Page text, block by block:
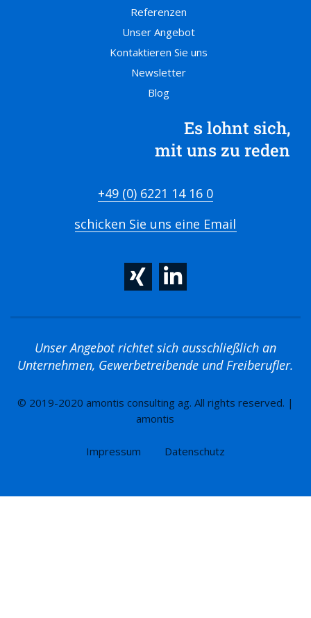
Referenzen
Unser Angebot
Kontaktieren Sie uns
Newsletter
Blog
Es lohnt sich,
mit uns zu reden
+49 (0) 6221 14 16 0
schicken Sie uns eine Email
Unser Angebot richtet sich ausschließlich an
Unternehmen, Gewerbetreibende und Freiberufler.
© 2019-2020 amontis consulting ag. All rights reserved. |
amontis
Impressum Datenschutz